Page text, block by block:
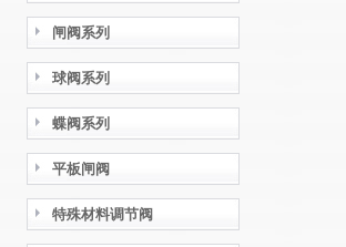
闸阀系列
球阀系列
蝶阀系列
平板闸阀
特殊材料调节阀